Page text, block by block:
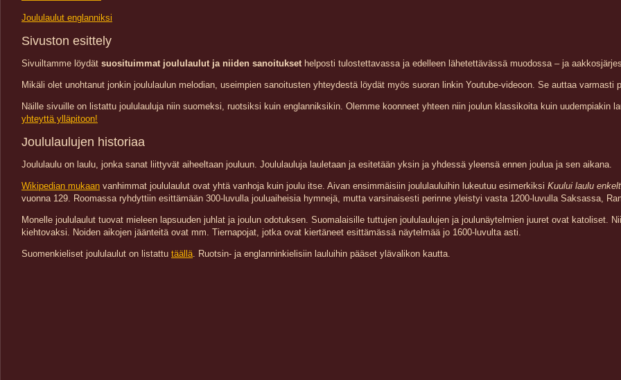
Joululaulut englanniksi
Sivuston esittely
Sivuiltamme löydät suosituimmat joululaulut ja niiden sanoitukset helposti tulostettavassa ja edelleen lähetettävässä muodossa – ja
Mikäli olet unohtanut jonkin joululaulun melodian, useimpien sanoitusten yhteydestä löydät myös suoran linkin Youtube-videoon. Se auttaa varmasti
Näille sivuille on listattu joululauluja niin suomeksi, ruotsiksi kuin englanniksikin. Olemme koonneet yhteen niin joulun klassikoita kuin uudempiakin
yhteyttä ylläpitoon!
Joululaulujen historiaa
Joululaulu on laulu, jonka sanat liittyvät aiheeltaan jouluun. Joululauluja lauletaan ja esitetään yksin ja yhdessä yleensä ennen joulua ja sen aikana.
Wikipedian mukaan vanhimmat joululaulut ovat yhtä vanhoja kuin joulu itse. Aivan ensimmäisiin joululauluihin lukeutuu esimerkiksi Kuului laulu
vuonna 129. Roomassa ryhdyttiin esittämään 300-luvulla jouluaiheisia hymnejä, mutta varsinaisesti perinne yleistyi vasta 1200-luvulla Saksassa,
Monelle joululaulut tuovat mieleen lapsuuden juhlat ja joulun odotuksen. Suomalaisille tuttujen joululaulujen ja joulunäytelmien juuret ovat katoliset.
kiehtovaksi. Noiden aikojen jäänteitä ovat mm. Tiernapojat, jotka ovat kiertäneet esittämässä näytelmää jo 1600-luvulta asti.
Suomenkieliset joululaulut on listattu täällä . Ruotsin- ja englanninkielisiin lauluihin pääset ylävalikon kautta.